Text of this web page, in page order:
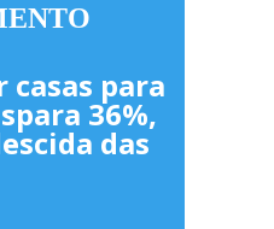
casas para
36%,
das